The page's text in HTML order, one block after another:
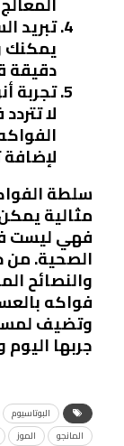
تبريد
دقيقة
تجربة
لا
سلطة
مثالية
فهي ليست
الصحية. من
والنصائح
فواكه
وتضيف
جربها
البوتاسيوم
المانجو
الموز